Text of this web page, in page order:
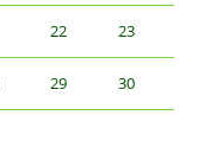
22 23
29 30